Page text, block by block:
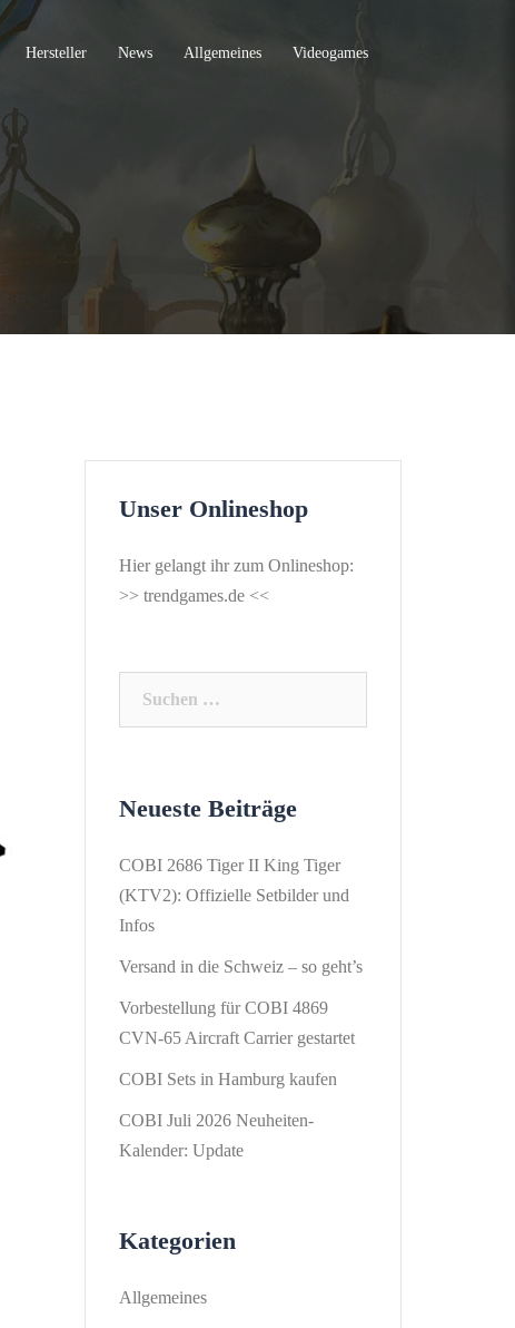
Hersteller News Allgemeines
Videogames
Unser Onlineshop
Hier gelangt ihr zum Onlineshop:
>> trendgames.de <<
Neueste Beiträge
COBI 2686 Tiger II King Tiger
(KTV2): Offizielle Setbilder und
Infos
Versand in die Schweiz – so geht’s
Vorbestellung für COBI 4869
CVN-65 Aircraft Carrier gestartet
COBI Sets in Hamburg kaufen
COBI Juli 2026 Neuheiten-
Kalender: Update
Kategorien
Allgemeines